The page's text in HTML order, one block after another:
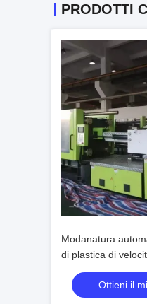
PRODOTTI
Modanatura
di plastica di
macchina a
sottile
Ottieni il